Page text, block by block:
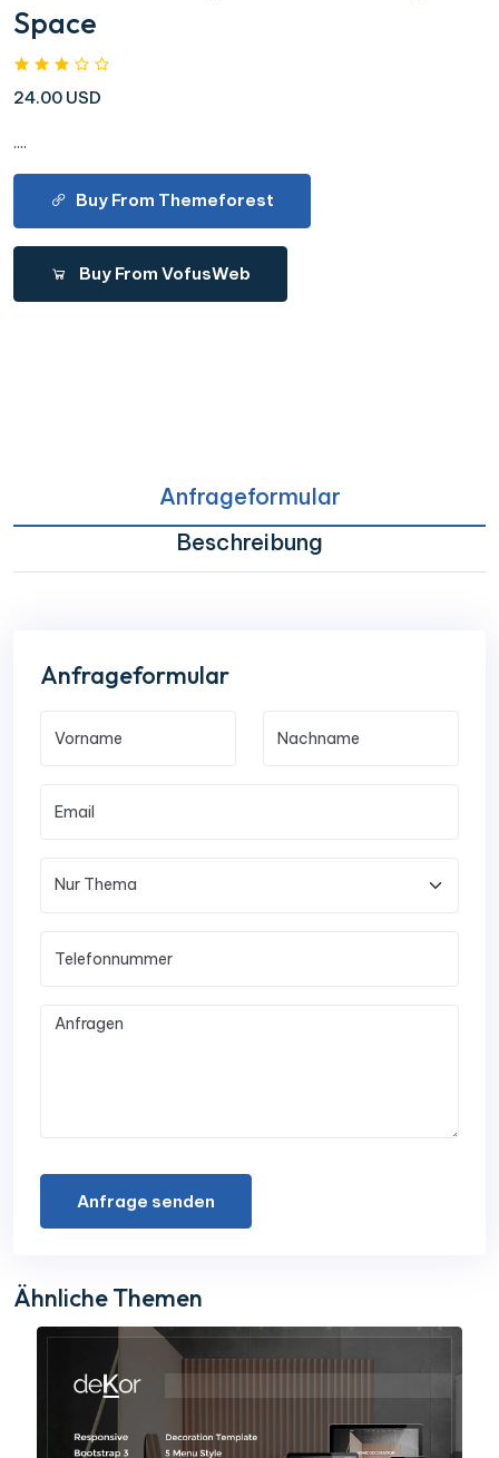
Space
24.00 USD
....
Buy From Themeforest
Buy From VofusWeb
Anfrageformular
Beschreibung
Anfrageformular
Anfrage senden
Ähnliche Themen